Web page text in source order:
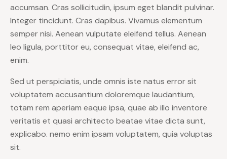
accumsan. Cras sollicitudin, ipsum eget blandit pulvinar.
Integer tincidunt. Cras dapibus. Vivamus elementum
semper nisi. Aenean vulputate eleifend tellus. Aenean
leo ligula, porttitor eu, consequat vitae, eleifend ac,
enim.
Sed ut perspiciatis, unde omnis iste natus error sit
voluptatem accusantium doloremque laudantium,
totam rem aperiam eaque ipsa, quae ab illo inventore
veritatis et quasi architecto beatae vitae dicta sunt,
explicabo. nemo enim ipsam voluptatem, quia voluptas
sit.